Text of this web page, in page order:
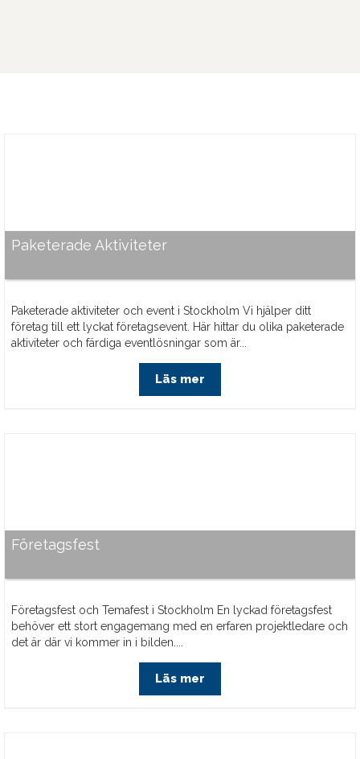
Paketerade Aktiviteter
Paketerade aktiviteter och event i Stockholm Vi hjälper ditt
företag till ett lyckat företagsevent. Här hittar du olika paketerade
aktiviteter och färdiga eventlösningar som är...
Läs mer
Företagsfest
Företagsfest och Temafest i Stockholm En lyckad företagsfest
behöver ett stort engagemang med en erfaren projektledare och
det är där vi kommer in i bilden....
Läs mer